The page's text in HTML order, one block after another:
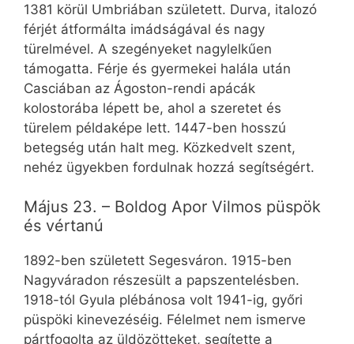
1381 körül Umbriában született. Durva, italozó
férjét átformálta imádságával és nagy
türelmével. A szegényeket nagylelkűen
támogatta. Férje és gyermekei halála után
Casciában az Ágoston-rendi apácák
kolostorába lépett be, ahol a szeretet és
türelem példaképe lett. 1447-ben hosszú
betegség után halt meg. Közkedvelt szent,
nehéz ügyekben fordulnak hozzá segítségért.
Május 23. – Boldog Apor Vilmos püspök
és vértanú
1892-ben született Segesváron. 1915-ben
Nagyváradon részesült a papszentelésben.
1918-tól Gyula plébánosa volt 1941-ig, győri
püspöki kinevezéséig. Félelmet nem ismerve
pártfogolta az üldözötteket, segítette a